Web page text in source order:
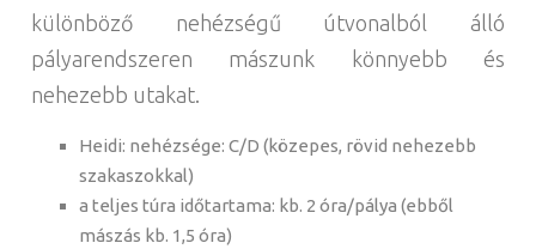
különböző nehézségű útvonalból álló
pályarendszeren mászunk könnyebb és
nehezebb utakat.
Heidi: nehézsége: C/D (közepes, rövid nehezebb
szakaszokkal)
a teljes túra időtartama: kb. 2 óra/pálya (ebből
mászás kb. 1,5 óra)